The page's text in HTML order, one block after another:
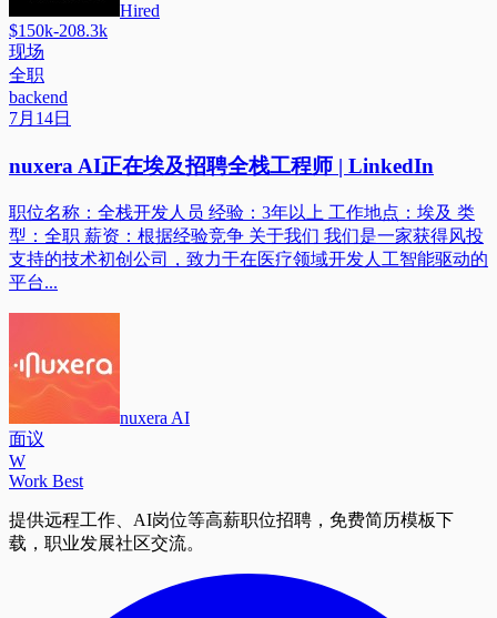
Hired
$150k-208.3k
现场
全职
backend
7月14日
nuxera AI正在埃及招聘全栈工程师 | LinkedIn
职位名称：全栈开发人员 经验：3年以上 工作地点：埃及 类
型：全职 薪资：根据经验竞争 关于我们 我们是一家获得风投
支持的技术初创公司，致力于在医疗领域开发人工智能驱动的
平台...
nuxera AI
面议
W
Work Best
提供远程工作、AI岗位等高薪职位招聘，免费简历模板下
载，职业发展社区交流。